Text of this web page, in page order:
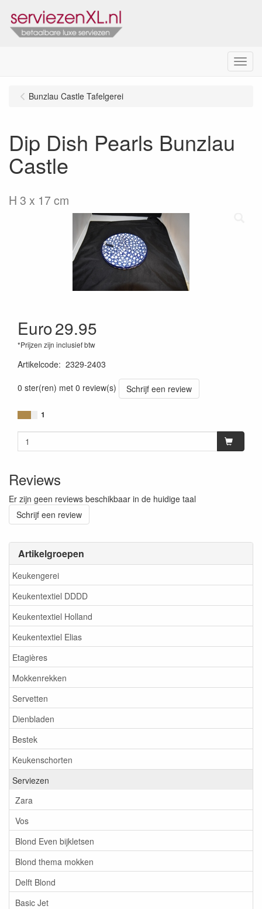
Menu
Artikelgroepen
Keukengerei
Keukentextiel DDDD
Keukentextiel Holland
Keukentextiel Elias
Etagières
Mokkenrekken
Servetten
Dienbladen
Bestek
Keukenschorten
Serviezen
Zara
Vos
Blond Even bijkletsen
Blond thema mokken
Delft Blond
Basic Jet
Bunzlau Castle Tafelgerei
Dip Dish Pearls Bunzlau
Castle
H 3 x 17 cm
Euro29.95
*Prijzen zijn inclusief btw
Artikelcode: 2329-2403
0 ster(ren) met 0 review(s)
Schrijf een review
1
Reviews
Er zijn geen reviews beschikbaar in de huidige taal
Schrijf een review